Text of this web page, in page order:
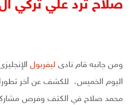
صلاح ترد علي تركي
ومن جانبه قام نادى ليفربول
اليوم الخميس، للكشف عن أخر
محمد صلاح في الكتف وفرص